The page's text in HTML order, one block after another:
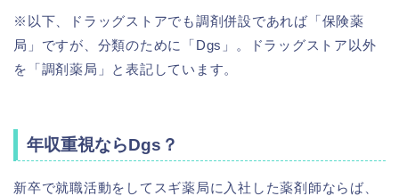
※以下、ドラッグストアでも調剤併設であれば「保険薬
局」ですが、分類のために「Dgs」。ドラッグストア以外
を「調剤薬局」と表記しています。
年収重視ならDgs？
新卒で就職活動をしてスギ薬局に入社した薬剤師ならば、